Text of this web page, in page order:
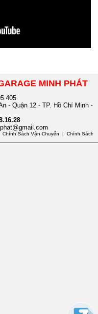
MINH PHÁT
405
- Quận 12 - TP. Hồ Chí Minh -
Sách Vận Chuyển | Chính Sách